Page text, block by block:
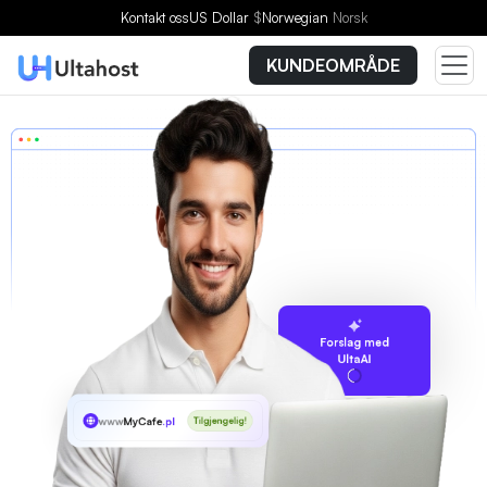
Kontakt ossUS Dollar $Norwegian Norsk
KUNDEOMRÅDE
Forslag med
UltaAI
wwwMyCafe.pl Tilgjengelig!